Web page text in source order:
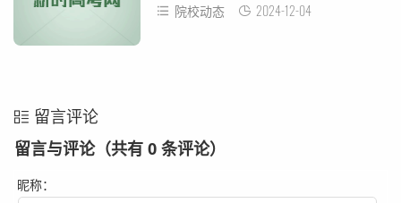
院校动态 2024-12-04
留言评论
留言与评论（共有 0 条评论）
昵称：